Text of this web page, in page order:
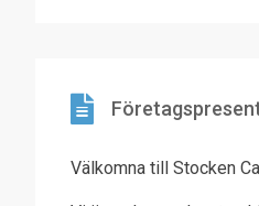
Välkomna till Stocken